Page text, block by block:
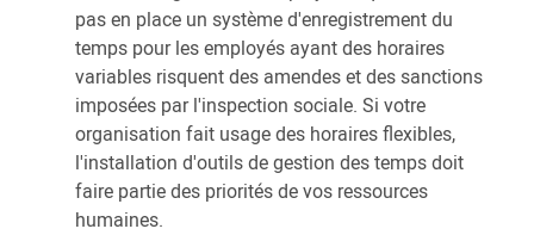
pas en place un système d'enregistrement du
temps pour les employés ayant des horaires
variables risquent des amendes et des sanctions
imposées par l'inspection sociale. Si votre
organisation fait usage des horaires flexibles,
l'installation d'outils de gestion des temps doit
faire partie des priorités de vos ressources
humaines.